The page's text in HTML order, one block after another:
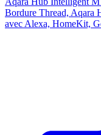
Bordure Thread, Aqara
avec Alexa, HomeKit,